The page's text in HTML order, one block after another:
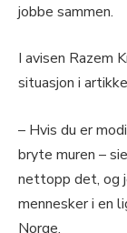
jobbe sammen.
I avisen Razem
situasjon i
– Hvis du er
bryte muren –
nettopp det, og
mennesker i en
Norge.